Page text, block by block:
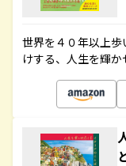
世界を４０年以上
けする、人生を輝